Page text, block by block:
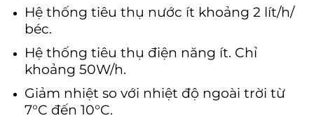
Hệ thống tiêu thụ nước ít khoảng 2 lít/h/
béc.
Hệ thống tiêu thụ điện năng ít. Chỉ
khoảng 50W/h.
Giảm nhiệt so với nhiệt độ ngoài trời từ
7°C đến 10°C.